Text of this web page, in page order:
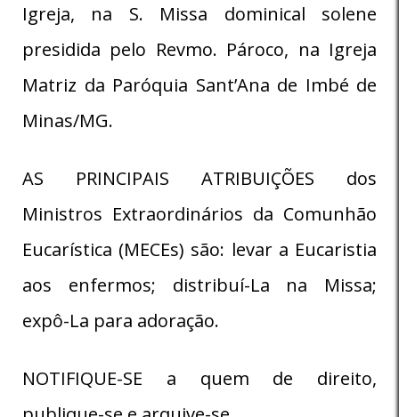
Igreja, na S. Missa dominical solene
presidida pelo Revmo. Pároco, na Igreja
Matriz da Paróquia Sant’Ana de Imbé de
Minas/MG.
AS PRINCIPAIS ATRIBUIÇÕES dos
Ministros Extraordinários da Comunhão
Eucarística (MECEs) são: levar a Eucaristia
aos enfermos; distribuí-La na Missa;
expô-La para adoração.
NOTIFIQUE-SE a quem de direito,